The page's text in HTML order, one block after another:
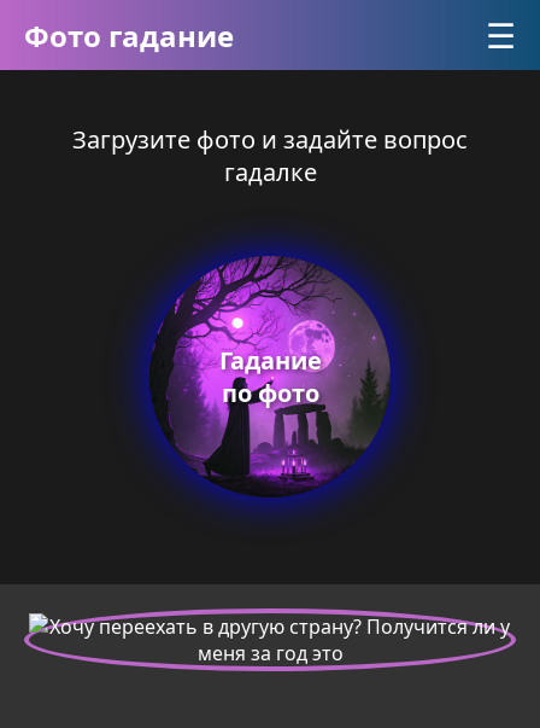
Фото гадание ☰
Загрузите фото и задайте вопрос
гадалке
Гадание
по фото